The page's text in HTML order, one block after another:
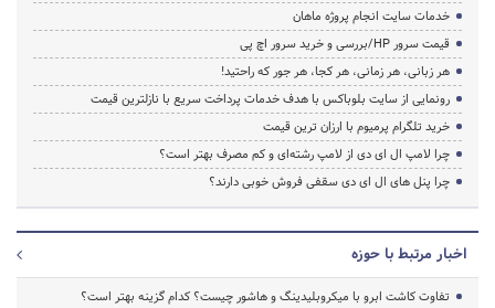
خدمات سایت انجام پروژه ماهان
قیمت سرور HP/بررسی و خرید سرور اچ پی
هر زبانی، هر زمانی، هر کجا، هر جور که راحتید!
رونمایی از سایت بلوباکس با هدف خدمات پرداخت سریع با نازلترین قیمت
خرید تلگرام پرمیوم با ارزان ترین قیمت
چرا لامپ ال ای دی از لامپ رشته‌ای و کم مصرف بهتر است؟
چرا پنل های ال ای دی سقفی فروش خوبی دارند؟
اخبار مرتبط با حوزه
تفاوت کاشت ابرو با میکروبلیدینگ و هاشور چیست؟ کدام گزینه بهتر است؟